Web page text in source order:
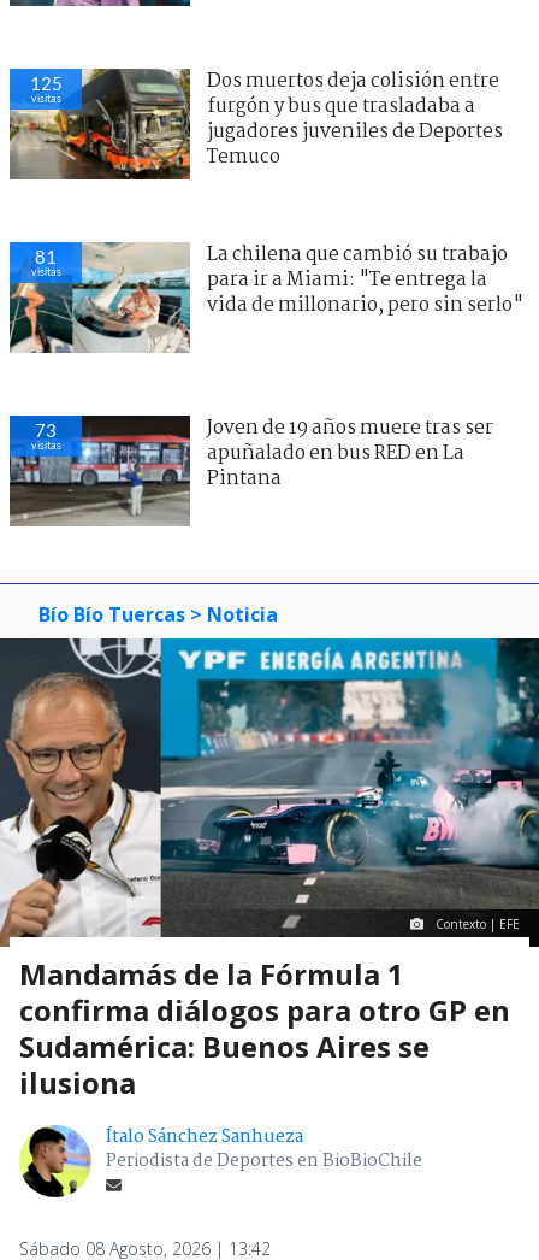
125
visitas
Dos muertos deja colisión entre
furgón y bus que trasladaba a
jugadores juveniles de Deportes
Temuco
81
visitas
La chilena que cambió su trabajo
para ir a Miami: "Te entrega la
vida de millonario, pero sin serlo"
73
visitas
Joven de 19 años muere tras ser
apuñalado en bus RED en La
Pintana
Bío Bío Tuercas > Noticia
Contexto | EFE
Mandamás de la Fórmula 1
confirma diálogos para otro GP en
Sudamérica: Buenos Aires se
ilusiona
Ítalo Sánchez Sanhueza
Periodista de Deportes en BioBioChile
Sábado 08 Agosto, 2026 | 13:42